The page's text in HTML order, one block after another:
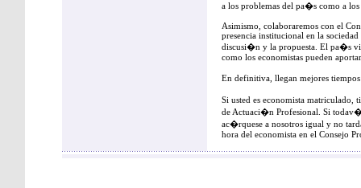
a los problemas del pa�s como a
Asimismo, colaboraremos con el
presencia institucional en la
discusi�n y la propuesta. El pa�s
como los economistas pueden
En definitiva, llegan mejores
Si usted es economista
de Actuaci�n Profesional. Si
ac�rquese a nosotros igual y no
hora del economista en el Consejo